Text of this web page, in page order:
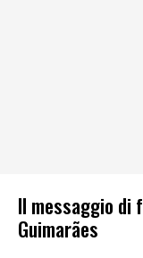
Il messaggio di
Guimarães